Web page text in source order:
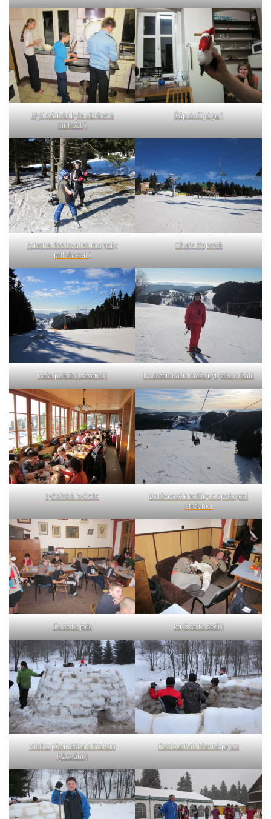
Mytí nádobí byla oblíbená
činnost:)
Čáp cvičí jógu:)
Adama doslova les magicky
přitahoval:)
Chata Paprsek
naše polední zázemí:) I v Jeseníkách může být jako v Itálii
Lyžařská hvězda
Borůvkové knedlíky a spokojení
strávníci
To se to jede když se to sedí:)
Vikiho přednáška o historii
lyžování:)
Poslouchali hlavně pejsci